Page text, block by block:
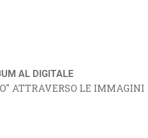
AL DIGITALE
ATTRAVERSO LE IMMAGINI